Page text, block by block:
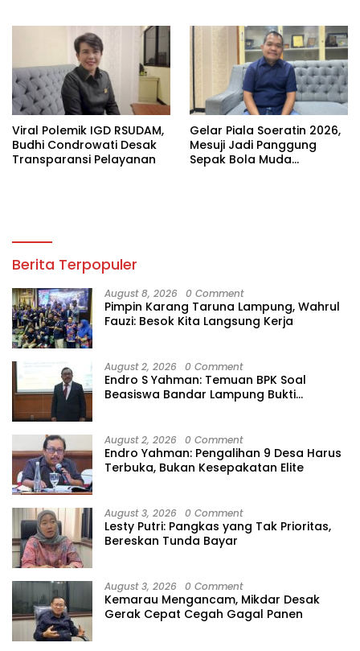
Viral Polemik IGD RSUDAM,
Budhi Condrowati Desak
Transparansi Pelayanan
Gelar Piala Soeratin 2026,
Mesuji Jadi Panggung
Sepak Bola Muda
Berita Terpopuler
August 8, 2026 0 Comment
Pimpin Karang Taruna Lampung, Wahrul
Fauzi: Besok Kita Langsung Kerja
August 2, 2026 0 Comment
Endro S Yahman: Temuan BPK Soal
Beasiswa Bandar Lampung Bukti
August 2, 2026 0 Comment
Endro Yahman: Pengalihan 9 Desa Harus
Terbuka, Bukan Kesepakatan Elite
August 3, 2026 0 Comment
Lesty Putri: Pangkas yang Tak Prioritas,
Bereskan Tunda Bayar
August 3, 2026 0 Comment
Kemarau Mengancam, Mikdar Desak
Gerak Cepat Cegah Gagal Panen